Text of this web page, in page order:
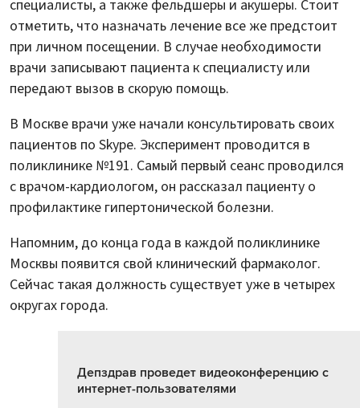
специалисты, а также фельдшеры и акушеры. Стоит
отметить, что назначать лечение все же предстоит
при личном посещении. В случае необходимости
врачи записывают пациента к специалисту или
передают вызов в скорую помощь.
В Москве врачи уже начали консультировать своих
пациентов по Skype. Эксперимент проводится в
поликлинике №191. Самый первый сеанс проводился
с врачом-кардиологом, он рассказал пациенту о
профилактике гипертонической болезни.
Напомним, до конца года в каждой поликлинике
Москвы появится свой клинический фармаколог.
Сейчас такая должность существует уже в четырех
округах города.
Депздрав проведет видеоконференцию с
интернет-пользователями